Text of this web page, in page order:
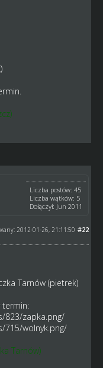
Liczba postów: 45
Liczba wątków: 5
Dołączył: Jun 2011
#22
2012-01-26, 21:11:50
Tarnów (pietrek)
termin:
823/zapka.png/
715/wolnyk.png/
Tarnów)